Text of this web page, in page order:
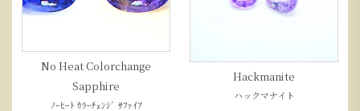
No Heat Colorchange
Sapphire
ﾉｰﾋｰﾄ ｶﾗｰﾁｪﾝｼﾞ ｻﾌｧｲｱ
Hackmanite
ハックマナイト